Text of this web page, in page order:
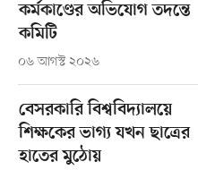
কর্মকাণ্ডের অভিযোগ তদন্তে
কমিটি
০৬ আগস্ট ২০২৬
বেসরকারি বিশ্ববিদ্যালয়ে
শিক্ষকের ভাগ্য যখন ছাত্রের
হাতের মুঠোয়